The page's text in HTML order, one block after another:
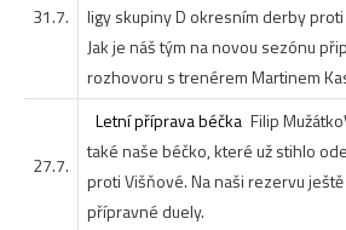
31.7.
ligy skupiny D okresním derby proti
Jak je náš tým na novou sezónu
rozhovoru s trenérem Martinem
27.7.
Letní příprava béčka Filip Mužátko
také naše béčko, které už stihlo
proti Višňové. Na naši rezervu
přípravné duely.